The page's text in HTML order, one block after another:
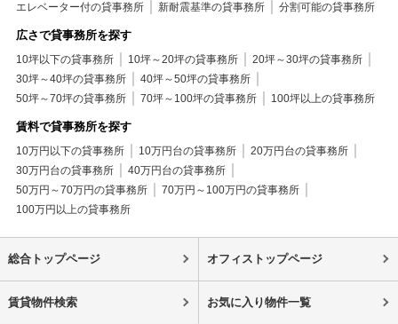
エレベーター付の貸事務所
新耐震基準の貸事務所 分割可能の貸事務所
広さで貸事務所を探す
10坪以下の貸事務所 10坪～20坪の貸事務所
20坪～30坪の貸事務所
30坪～40坪の貸事務所
40坪～50坪の貸事務所
50坪～70坪の貸事務所
70坪～100坪の貸事務所 100坪以上の貸事務所
賃料で貸事務所を探す
10万円以下の貸事務所 10万円台の貸事務所
20万円台の貸事務所
30万円台の貸事務所
40万円台の貸事務所
50万円～70万円の貸事務所
70万円～100万円の貸事務所
100万円以上の貸事務所
総合トップページ オフィストップページ
賃貸物件検索 お気に入り物件一覧